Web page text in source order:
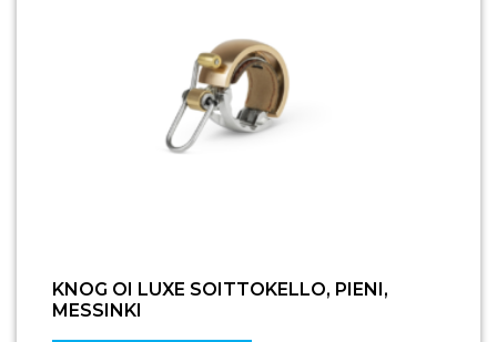
KNOG OI LUXE SOITTOKELLO, PIENI,
MESSINKI